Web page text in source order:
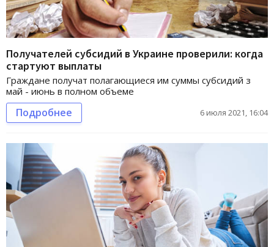
Получателей субсидий в Украине проверили: когда
стартуют выплаты
Граждане получат полагающиеся им суммы субсидий з
май - июнь в полном объеме
Подробнее 6 июля 2021, 16:04